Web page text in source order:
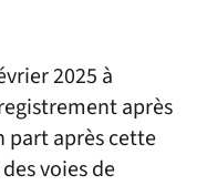
2025 à
après
part après cette
voies de